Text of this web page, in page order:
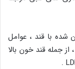
با قند ، عوامل
جمله قند خون بالا